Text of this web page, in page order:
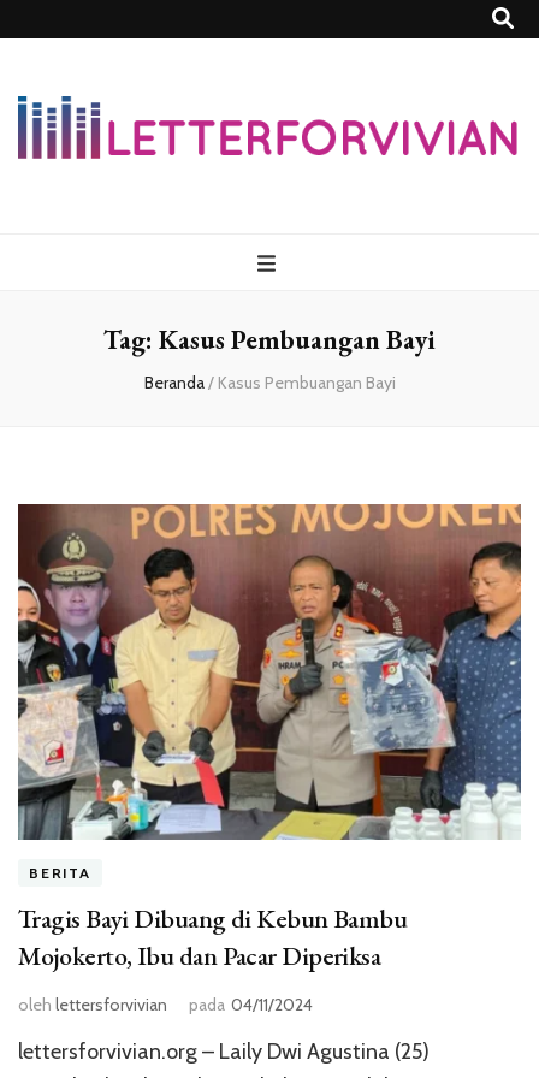
Tag: Kasus Pembuangan Bayi
Beranda/ Kasus Pembuangan Bayi
BERITA
Tragis Bayi Dibuang di Kebun Bambu
Mojokerto, Ibu dan Pacar Diperiksa
oleh lettersforvivian pada 04/11/2024
lettersforvivian.org – Laily Dwi Agustina (25)